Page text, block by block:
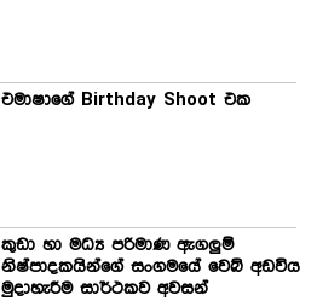
එමාෂාගේ Birthday Shoot එක
කුඩා හා මධ්‍ය පරිමාණ ඇගලුම්
නිෂ්පාදකයින්ගේ සංගමයේ වෙබ් අඩවිය
මුදාහැරීම සාර්ථකව අවසන්